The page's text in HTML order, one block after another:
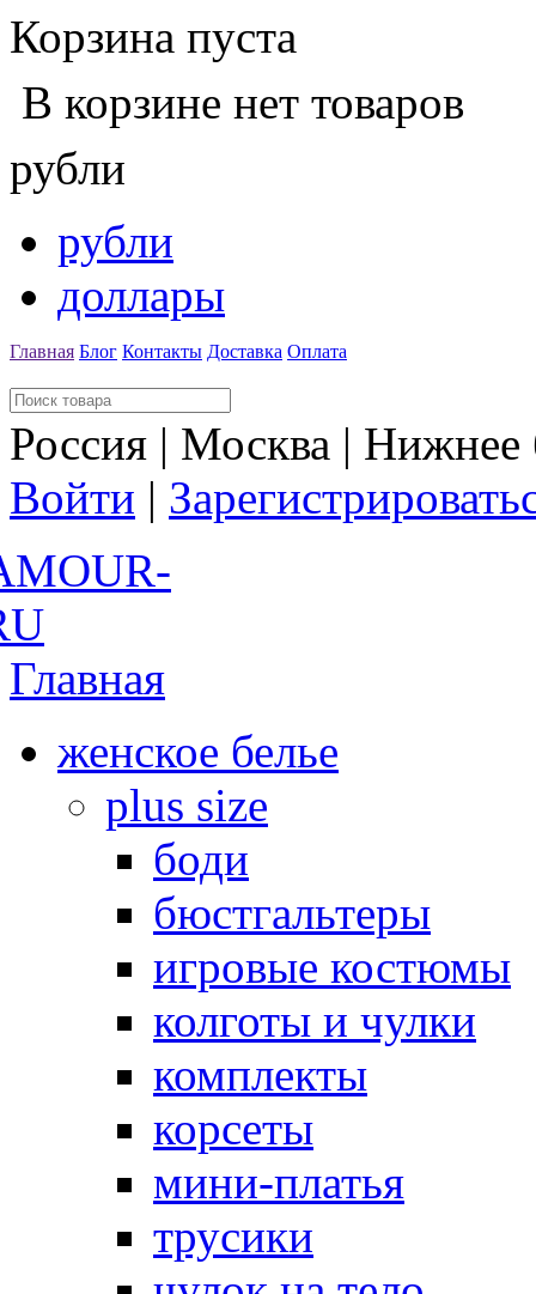
Корзина пуста
В корзине нет товаров
рубли
рубли
доллары
Главная Блог Контакты Доставка Оплата
Россия | Москва |
Войти |
Главная
женское белье
plus size
боди
бюстгальтеры
игровые костюмы
колготы и чулки
комплекты
корсеты
мини-платья
трусики